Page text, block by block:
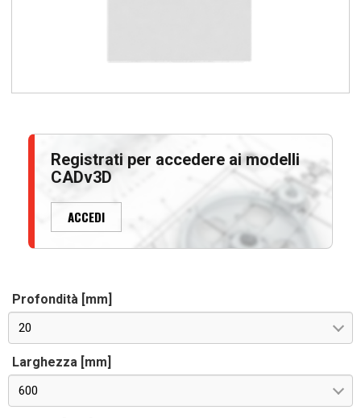
Registrati per accedere ai modelli
CADv3D
ACCEDI
Profondità [mm]
20
Larghezza [mm]
600